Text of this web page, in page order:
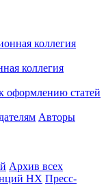
коллегия
коллегия
оформлению статей
Авторы
Архив всех
НХ Пресс-